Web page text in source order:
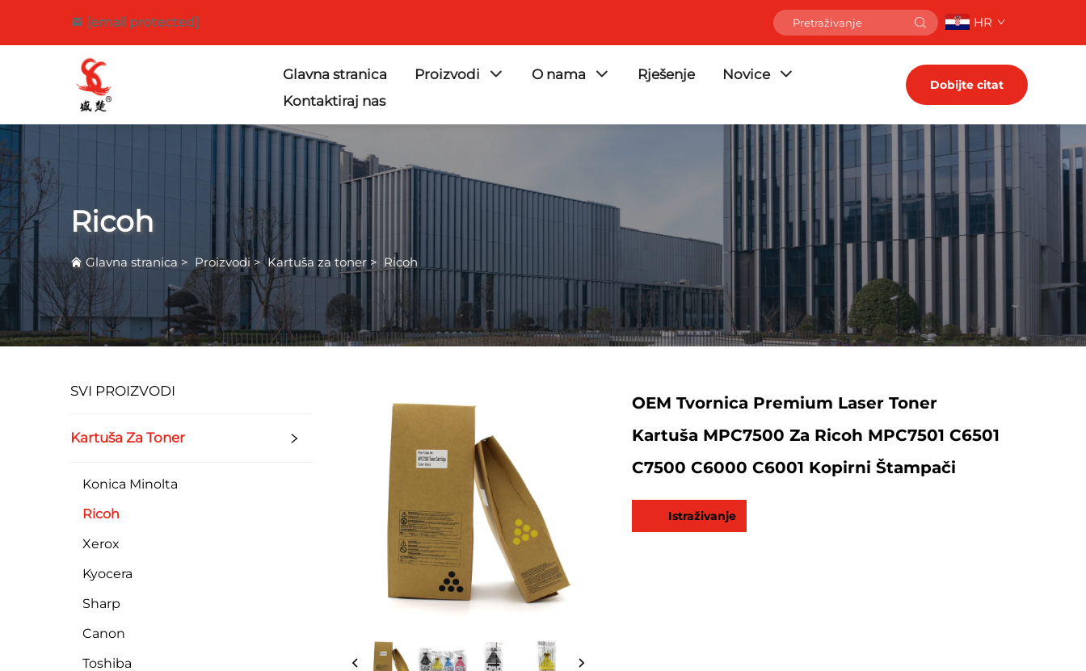
[email protected] HR
Glavna stranica Proizvodi O nama Rješenje
Novice
Kontaktiraj nas
Dobijte citat
Ricoh
Glavna stranica > Proizvodi>Kartuša za toner > Ricoh
SVI PROIZVODI
Kartuša Za Toner
Konica Minolta
Ricoh
Xerox
Kyocera
Sharp
Canon
Toshiba
OEM Tvornica Premium Laser Toner
Kartuša MPC7500 Za Ricoh MPC7501 C6501
C7500 C6000 C6001 Kopirni Štampači
Istraživanje